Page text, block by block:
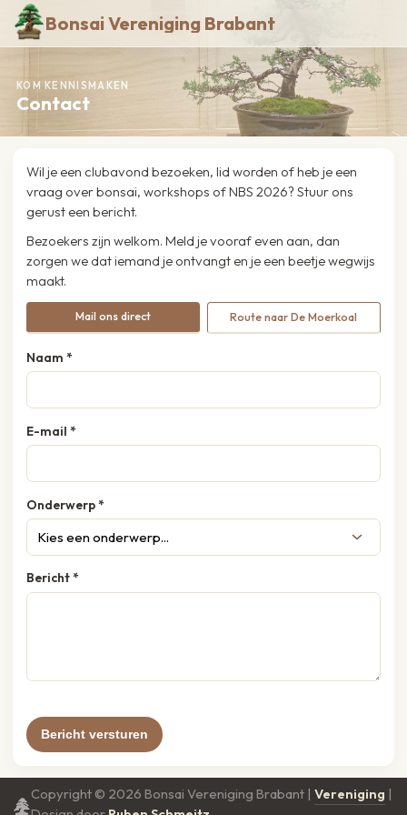
Bonsai Vereniging Brabant
KOM KENNISMAKEN
Contact
Wil je een clubavond bezoeken, lid worden of heb je een
vraag over bonsai, workshops of NBS 2026? Stuur ons
gerust een bericht.
Bezoekers zijn welkom. Meld je vooraf even aan, dan
zorgen we dat iemand je ontvangt en je een beetje wegwijs
maakt.
Mail ons direct Route naar De Moerkoal
Naam *
E-mail *
Onderwerp *
Bericht *
Bericht versturen
Copyright © 2026 Bonsai Vereniging Brabant |Vereniging |